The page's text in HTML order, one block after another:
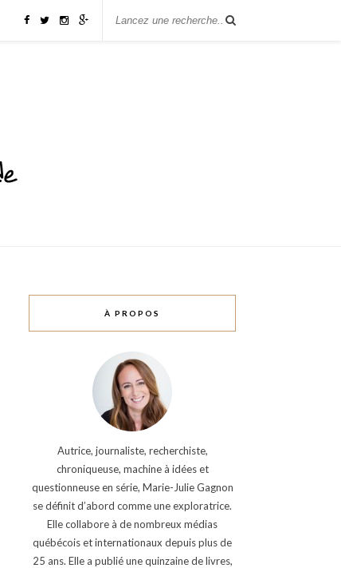
À PROPOS
Autrice, journaliste, recherchiste,
chroniqueuse, machine à idées et
questionneuse en série, Marie-Julie Gagnon
se définit d’abord comme une exploratrice.
Elle collabore à de nombreux médias
québécois et internationaux depuis plus de
25 ans. Elle a publié une quinzaine de livres,